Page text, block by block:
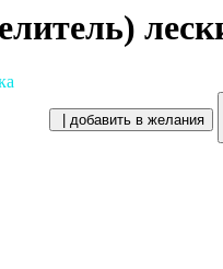
| добавить в желания